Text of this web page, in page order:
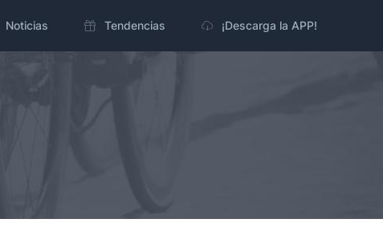
Noticias Tendencias ¡Descarga la APP!